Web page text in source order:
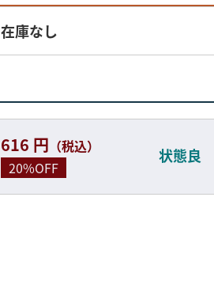
在庫なし
616 円 （税込）
20%OFF
状態良